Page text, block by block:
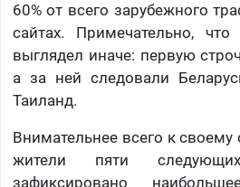
60% от всего зарубежного
сайтах. Примечательно,
выглядел иначе: первую
а за ней следовали
Таиланд.
Внимательнее всего к своему
жители пяти
зафиксировано